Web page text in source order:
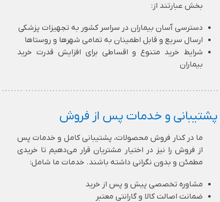
بخش عبارتند از:
دسترسی آسان بیماران در سراسر کشور به تجهیزات پزشکی
ارسال سریع و قابل اطمینان به تمامی شهرها و روستاها
شرایط خرید متنوع و اقساطی برای افزایش قدرت خرید
بیماران
پشتیبانی و خدمات پس از فروش
ما در کنار فروش محصولات، پشتیبانی کامل و خدمات پس
از فروش را نیز در اختیار مشتریان قرار می‌دهیم تا خریدی
مطمئن و بدون نگرانی داشته باشند. خدمات ما شامل:
مشاوره تخصصی پیش و پس از خرید
ضمانت اصالت کالا و گارانتی معتبر